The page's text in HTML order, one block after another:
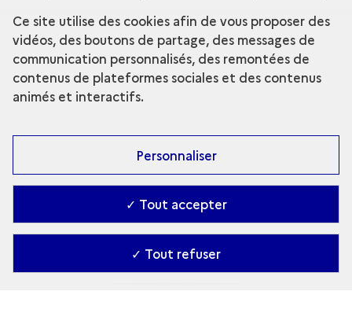
• Le code source n’est pas valide
• Les titres de page ne sont pas toujours
pertinents
• Des contenus sont dans une langue différente
de la langue principale sans indication de
• Des contenus sont présentés sous forme de
liste, sans la structure HTML adaptée
• Avec un fort zoom graphique, une largeur de
fenêtre réduite, ou en modifiant les espacement
entre les lettres/lignes/paragraphes certains
contenus ne sont plus disponibles
Ce site utilise des cookies afin de vous proposer des
vidéos, des boutons de partage, des messages de
communication personnalisés, des remontées de
contenus de plateformes sociales et des contenus
animés et interactifs.
Personnaliser
✓ Tout accepter
✓ Tout refuser